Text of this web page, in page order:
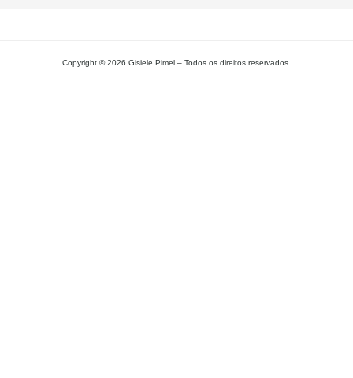
Copyright © 2026 Gisiele Pimel – Todos os direitos reservados.